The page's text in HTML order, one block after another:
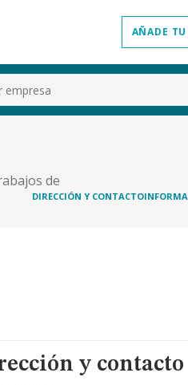
AÑADE
de
y
DIRECCIÓN Y CONTACTO
y contacto